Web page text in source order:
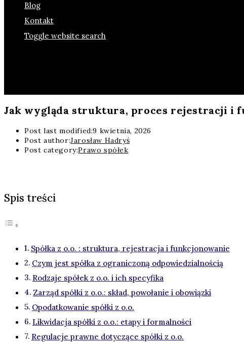
Blog
Kontakt
Toggle website search
Jak wygląda struktura, proces rejestracji i
Post last modified:9 kwietnia, 2026
Post author:Jarosław Hadryś
Post category:Prawo spółek
Spis treści
Spółka z o.o. : struktura, rejestracja i funkcjonowanie
Czym jest spółka z ograniczoną odpowiedzialnością
Rodzaje spółek z o.o. i ich specyfika
Zarząd spółki z o.o.: skład, powołanie i obowiązki
Opodatkowanie spółki z o.o.
Likwidacja spółki z o.o.: etapy i formalności
Regulacje prawne dotyczące spółki z o.o.